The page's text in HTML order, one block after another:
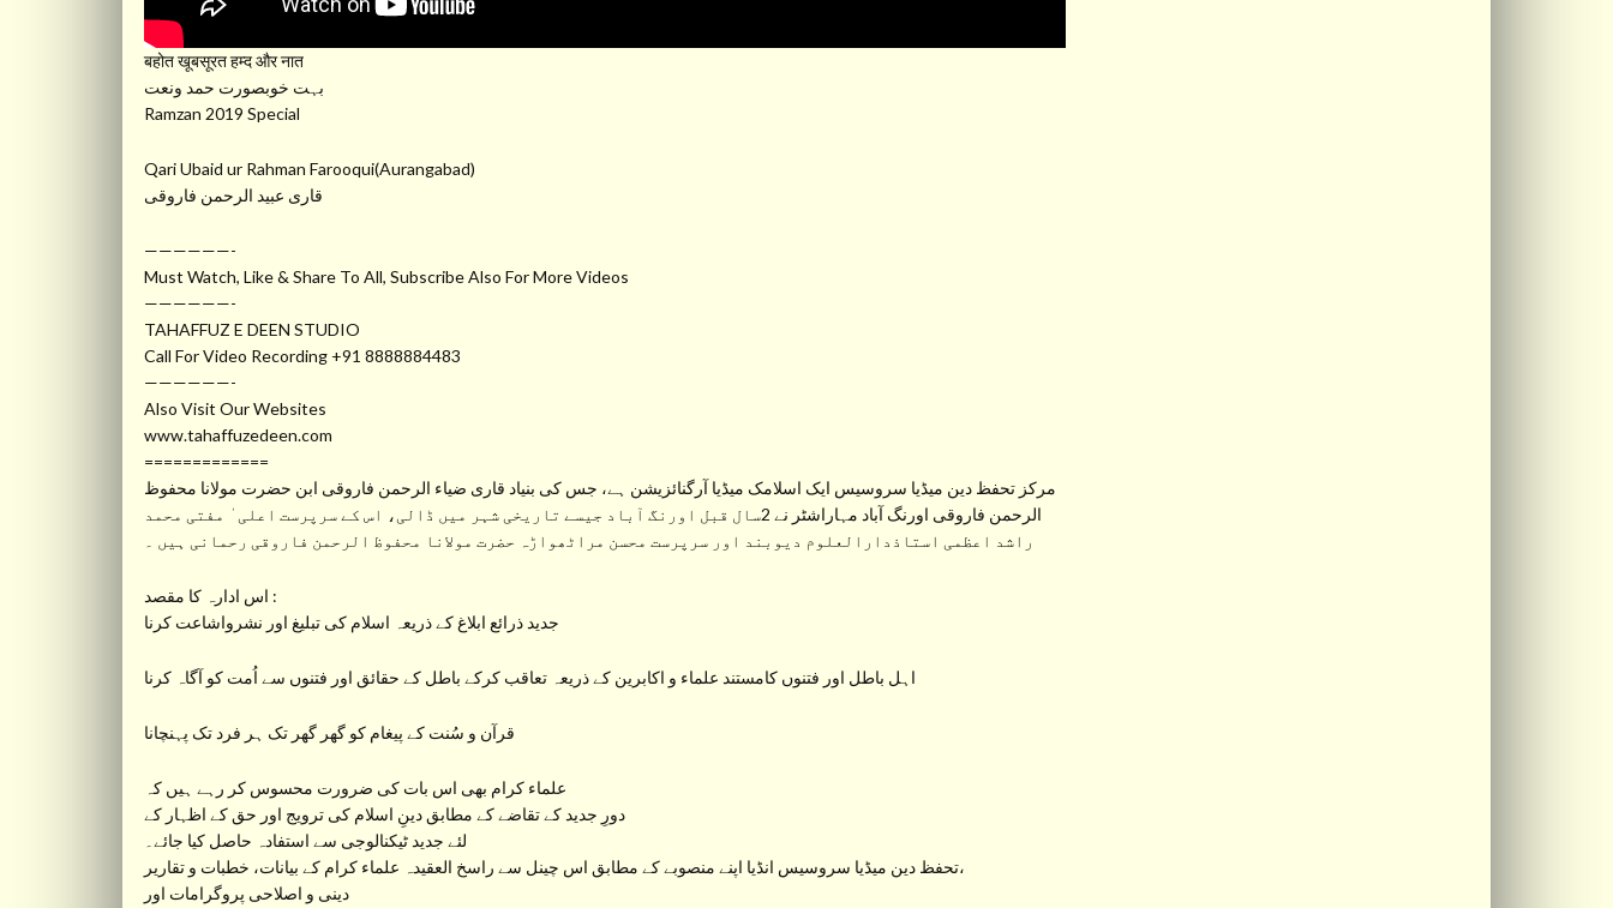
बहोत खूबसूरत हम्द और नात
بہت خوبصورت حمد ونعت
Ramzan 2019 Special
Qari Ubaid ur Rahman Farooqui(Aurangabad)
قاری عبید الرحمن فاروقی
——————-
Must Watch, Like & Share To All, Subscribe Also For More Videos
——————-
TAHAFFUZ E DEEN STUDIO
Call For Video Recording +91 8888884483
——————-
Also Visit Our Websites
www.tahaffuzedeen.com
=============
مرکز تحفظ دین میڈیا سروسیس ایک اسلامک میڈیا آرگنائزیشن ہے، جس کی بنیاد قاری ضیاء الرحمن فاروقی ابن حضرت مولانا محفوظ
الرحمن فاروقی اورنگ آباد مہاراشٹر نے 2سال قبل اورنگ آباد جیسے تاریخی شہر میں ڈالی، اس کے سرپرست اعلی ٰ مفتی محمد
راشد اعظمی استاذدارالعلوم دیوبند اور سرپرست محسن مراٹھواڑہ حضرت مولانا محفوظ الرحمن فاروقی رحمانی ہیں ۔
اس ادارہ کا مقصد :
جدید ذرائع ابلاغ کے ذریعہ اسلام کی تبلیغ اور نشرواشاعت کرنا
اہل باطل اور فتنوں کامستند علماء و اکابرین کے ذریعہ تعاقب کرکے باطل کے حقائق اور فتنوں سے اُمت کو آگاہ کرنا
قرآن و سُنت کے پیغام کو گھر گھر تک ہر فرد تک پہنچانا
علماء کرام بھی اس بات کی ضرورت محسوس کر رہے ہیں کہ
دورِ جدید کے تقاضے کے مطابق دینِ اسلام کی ترویج اور حق کے اظہار کے
لئے جدید ٹیکنالوجی سے استفادہ حاصل کیا جائے۔
تحفظ دین میڈیا سروسیس انڈیا اپنے منصوبے کے مطابق اس چینل سے راسخ العقیدہ علماء کرام کے بیانات، خطبات و تقاریر،
دینی و اصلاحی پروگرامات اور